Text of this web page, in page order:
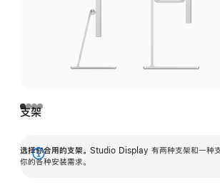
支架
选择你合用的支架。 Studio Display 有两种支架和一种支
你的各种安装需求。
展